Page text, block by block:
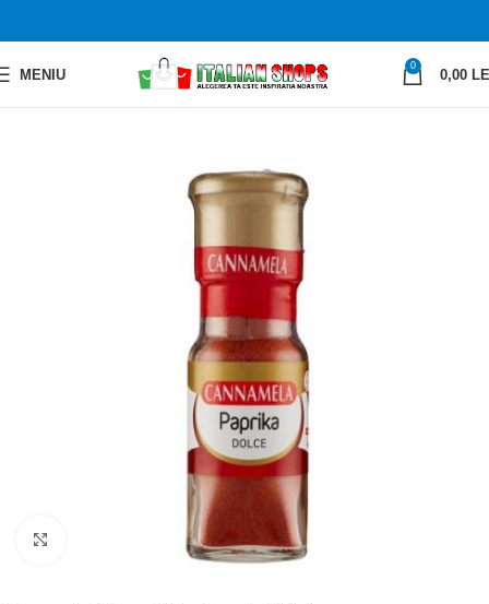
MENIU
0
0,00
Faceți clic pentru a mări